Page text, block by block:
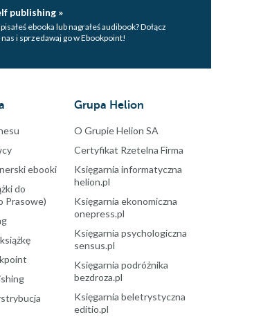
publishing »
ebooka lub nagrałeś audibook? Dołącz
nas i sprzedawaj go w Ebookpoint!
ebooki
do
Prasowe)
Grupa Helion
O Grupie Helion SA
Certyfikat Rzetelna Firma
Księgarnia informatyczna
helion.pl
Księgarnia ekonomiczna
onepress.pl
Księgarnia psychologiczna
sensus.pl
Księgarnia podróżnika
bezdroza.pl
Księgarnia beletrystyczna
editio.pl